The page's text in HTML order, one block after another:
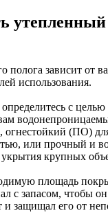
утепленный
полога зависит от
использования.
с целью
огнестойкий (ПО)
или прочный и
крупных
площадь
с запасом, чтобы
и защищал его от